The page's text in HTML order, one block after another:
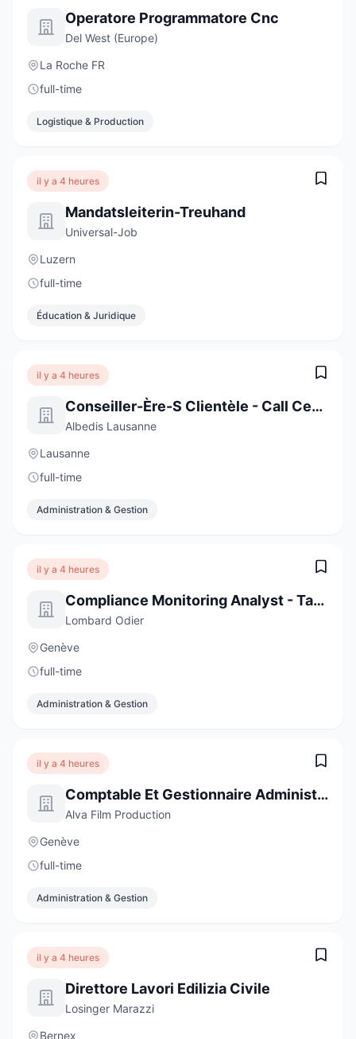
Operatore Programmatore Cnc
Del West (Europe)
La Roche FR
full-time
Logistique & Production
il y a 4 heures
Mandatsleiterin-Treuhand
Universal-Job
Luzern
full-time
Éducation & Juridique
il y a 4 heures
Conseiller-Ère-S Clientèle - Call Center
Albedis Lausanne
Lausanne
full-time
Administration & Gestion
il y a 4 heures
Compliance Monitoring Analyst - Task Force (6-Month Contract)
Lombard Odier
Genève
full-time
Administration & Gestion
il y a 4 heures
Comptable Et Gestionnaire Administratif
Alva Film Production
Genève
full-time
Administration & Gestion
il y a 4 heures
Direttore Lavori Edilizia Civile
Losinger Marazzi
Bernex